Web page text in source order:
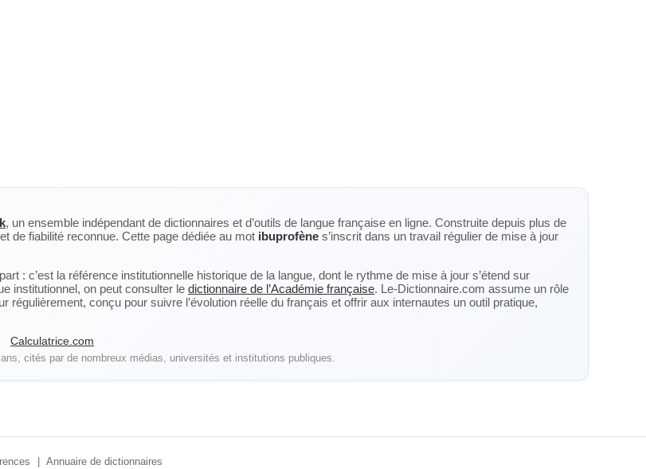
, un ensemble indépendant de dictionnaires et d’outils de langue française en ligne. Construite depuis plus de
de fiabilité reconnue. Cette page dédiée au mot ibuprofène s’inscrit dans un travail régulier de mise à jour
: c’est la référence institutionnelle historique de la langue, dont le rythme de mise à jour s’étend sur
institutionnel, on peut consulter le dictionnaire de l’Académie française. Le-Dictionnaire.com assume un rôle
conçu pour suivre l’évolution réelle du français et offrir aux internautes un outil pratique,
Calculatrice.com
cités par de nombreux médias, universités et institutions publiques.
Annuaire de dictionnaires